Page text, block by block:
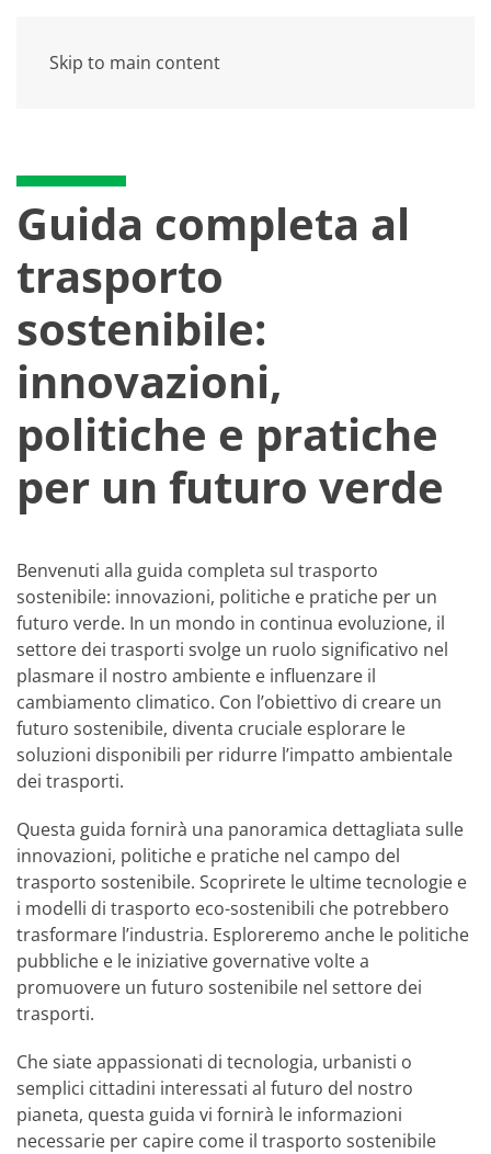
Skip to main content
Guida completa al
trasporto
sostenibile:
innovazioni,
politiche e pratiche
per un futuro verde
Benvenuti alla guida completa sul trasporto
sostenibile: innovazioni, politiche e pratiche per un
futuro verde. In un mondo in continua evoluzione, il
settore dei trasporti svolge un ruolo significativo nel
plasmare il nostro ambiente e influenzare il
cambiamento climatico. Con l’obiettivo di creare un
futuro sostenibile, diventa cruciale esplorare le
soluzioni disponibili per ridurre l’impatto ambientale
dei trasporti.
Questa guida fornirà una panoramica dettagliata sulle
innovazioni, politiche e pratiche nel campo del
trasporto sostenibile. Scoprirete le ultime tecnologie e
i modelli di trasporto eco-sostenibili che potrebbero
trasformare l’industria. Esploreremo anche le politiche
pubbliche e le iniziative governative volte a
promuovere un futuro sostenibile nel settore dei
trasporti.
Che siate appassionati di tecnologia, urbanisti o
semplici cittadini interessati al futuro del nostro
pianeta, questa guida vi fornirà le informazioni
necessarie per capire come il trasporto sostenibile